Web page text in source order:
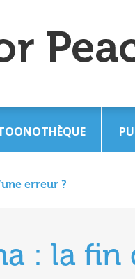
erreur ?
: la fin